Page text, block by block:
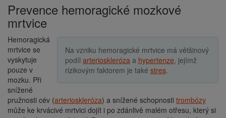
Prevence hemoragické mozkové
mrtvice
Na vzniku hemoragické mrtvice má většinový
podíl arterioskleróza a hypertenze, jejímž
rizikovým faktorem je také stres.
Hemoragická
mrtvice se
vyskytuje
pouze v
mozku. Při
snížené
pružnosti cév (arterioskleróza) a snížené schopnosti trombózy
může ke krvácivé mrtvici dojít i po zdánlivě malém otřesu, který si